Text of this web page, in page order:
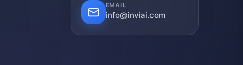
EMAIL
info@inviai.com